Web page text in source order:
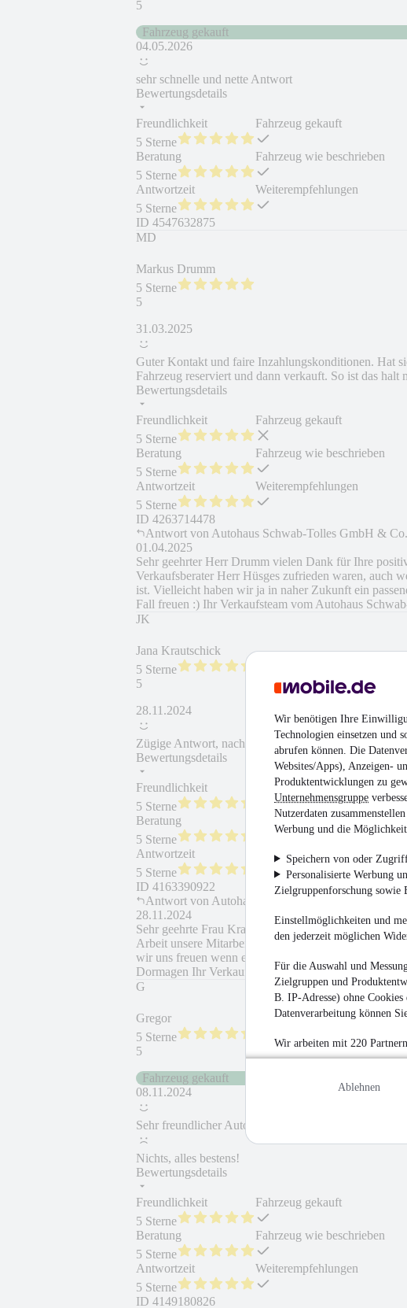
Wir benötigen Ihre
Technologien einsetzen und
abrufen können. Die
Websites/Apps), Anzeigen-
Produktentwicklungen zu
Unternehmensgruppe
Nutzerdaten
Werbung und die
Speichern von oder
Personalisierte Werbung
Zielgruppenforschung sowie
Einstellmöglichkeiten und
den jederzeit möglichen
Für die Auswahl und
Zielgruppen und
B. IP-Adresse) ohne Cookies
Datenverarbeitung können
Wir arbeiten mit 220 Partnern
Ablehnen
5
Fahrzeug gekauft
04.05.2026
sehr schnelle und nette Antwort
Bewertungsdetails
Freundlichkeit
5 Sterne
Beratung
5 Sterne
Antwortzeit
5 Sterne
Fahrzeug gekauft
Fahrzeug wie beschrieben
Weiterempfehlungen
ID 4547632875
MD
Markus Drumm
5 Sterne
5
31.03.2025
Guter Kontakt und faire Inzahlungskonditionen. Hat
Fahrzeug reserviert und dann verkauft. So ist das halt
Bewertungsdetails
Freundlichkeit
5 Sterne
Beratung
5 Sterne
Antwortzeit
5 Sterne
Fahrzeug gekauft
Fahrzeug wie beschrieben
Weiterempfehlungen
ID 4263714478
Antwort von Autohaus Schwab-Tolles GmbH &
01.04.2025
Sehr geehrter Herr Drumm vielen Dank für Ihre
Verkaufsberater Herr Hüsges zufrieden waren, auch
ist. Vielleicht haben wir ja in naher Zukunft ein
Fall freuen :) Ihr Verkaufsteam vom Autohaus
JK
Jana Krautschick
5 Sterne
5
28.11.2024
Zügige Antwort, nach Lösungen gesucht, verbindliche
Bewertungsdetails
Freundlichkeit
5 Sterne
Beratung
5 Sterne
Antwortzeit
5 Sterne
Fahrzeug gekauft
Fahrzeug wie beschrieben
Weiterempfehlungen
ID 4163390922
Antwort von Autohaus Schwab-Tolles GmbH &
28.11.2024
Sehr geehrte Frau Krautschick, vielen Dank für Ihre
Arbeit unsere Mitarbeiter. Auch wenn es dieses Mal
wir uns freuen wenn es vielleicht in naher Zukunft
Dormagen Ihr Verkaufsteam vom Autohaus Schwab-
G
Gregor
5 Sterne
5
Fahrzeug gekauft
08.11.2024
Sehr freundlicher Autohändler!
Nichts, alles bestens!
Bewertungsdetails
Freundlichkeit
5 Sterne
Beratung
5 Sterne
Antwortzeit
5 Sterne
Fahrzeug gekauft
Fahrzeug wie beschrieben
Weiterempfehlungen
ID 4149180826